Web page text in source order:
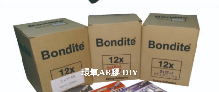
環氧AB膠 DIY